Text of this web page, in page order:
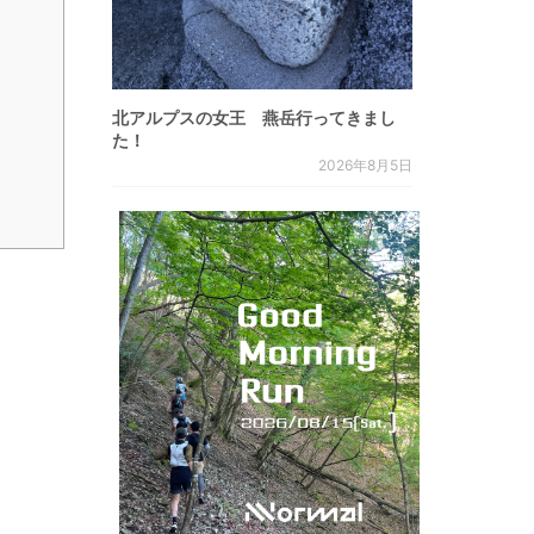
北アルプスの女王 燕岳行ってきまし
た！
2026年8月5日